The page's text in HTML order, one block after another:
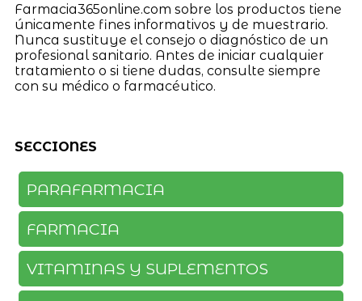
Farmacia365online.com sobre los productos tiene
únicamente fines informativos y de muestrario.
Nunca sustituye el consejo o diagnóstico de un
profesional sanitario. Antes de iniciar cualquier
tratamiento o si tiene dudas, consulte siempre
con su médico o farmacéutico.
SECCIONES
PARAFARMACIA
FARMACIA
VITAMINAS Y SUPLEMENTOS